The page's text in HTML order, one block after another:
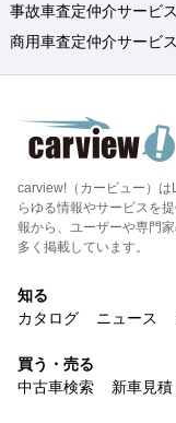
事故車査定仲介サービス
商用車査定仲介サービス
carview!（カービュー）
らゆる情報やサービスを
報から、ユーザーや専門
多く掲載しています。
知る
カタログ
ニュース
買う・売る
中古車検索
新車見積